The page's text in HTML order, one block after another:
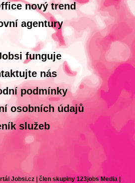
nový trend
agentury
funguje
nás
podmínky
osobních údajů
služeb
Jobsi.cz | člen skupiny 123jobs Media |